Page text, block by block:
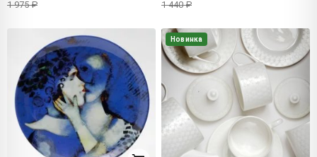
1 975 ₽ 1 440 ₽
Новинка